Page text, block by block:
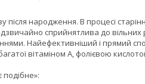
народження. В процесі
сприйнятлива до
Найефективніший і прямий
вітаміном А, фолієвою